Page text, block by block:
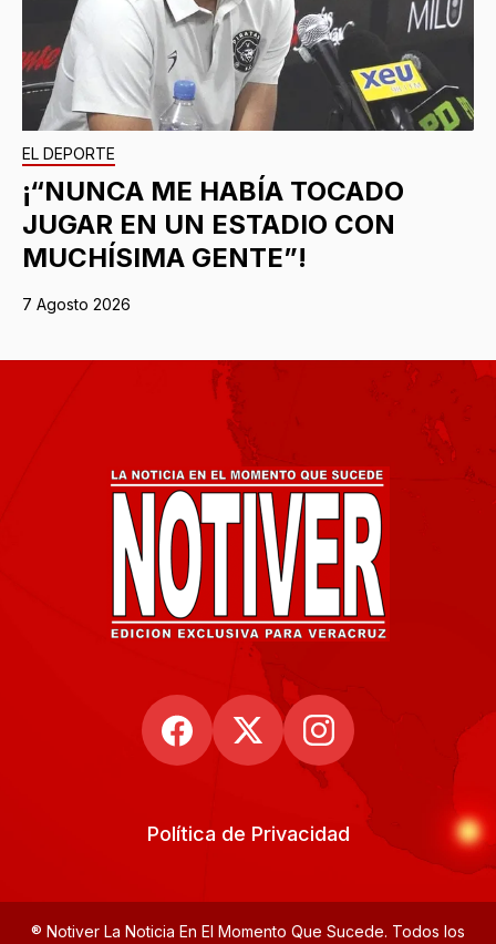
EL DEPORTE
¡“NUNCA ME HABÍA TOCADO
JUGAR EN UN ESTADIO CON
MUCHÍSIMA GENTE”!
7 Agosto 2026
Política de Privacidad
® Notiver La Noticia En El Momento Que Sucede. Todos los